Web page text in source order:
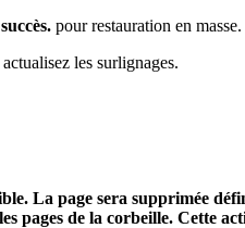
pour restauration en masse.
les surlignages.
La page sera supprimée
pages de la corbeille. Cette